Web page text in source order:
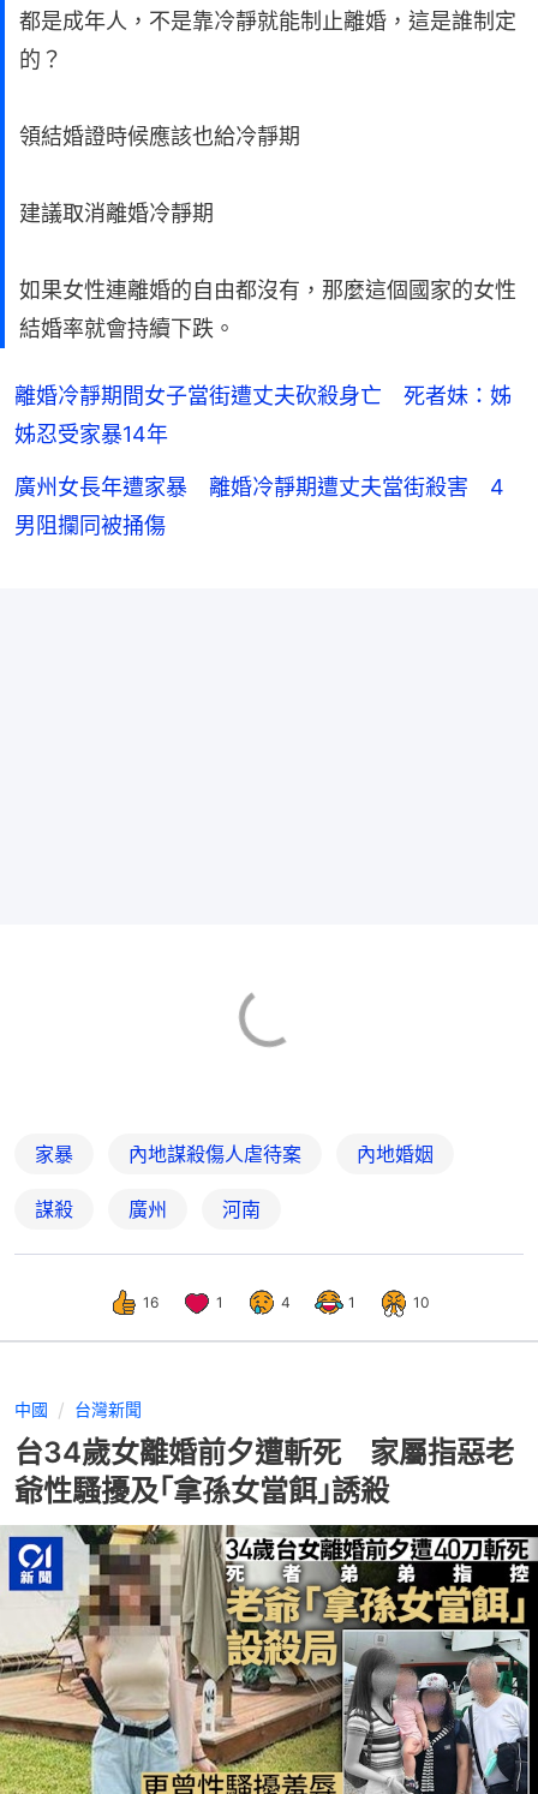
都是成年人，不是靠冷靜就能制止離婚，這是誰制定
的？
領結婚證時候應該也給冷靜期
建議取消離婚冷靜期
如果女性連離婚的自由都沒有，那麼這個國家的女性
結婚率就會持續下跌。
離婚冷靜期間女子當街遭丈夫砍殺身亡 死者妹：姊
姊忍受家暴14年
廣州女長年遭家暴 離婚冷靜期遭丈夫當街殺害 4
男阻攔同被捅傷
家暴 內地謀殺傷人虐待案 內地婚姻
謀殺 廣州 河南
16 1 4 1 10
中國 台灣新聞
台34歲女離婚前夕遭斬死 家屬指惡老
爺性騷擾及｢拿孫女當餌｣誘殺